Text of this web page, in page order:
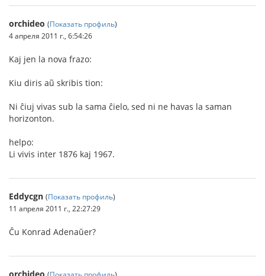
orchideo (Показать профиль)
4 апреля 2011 г., 6:54:26
Kaj jen la nova frazo:
Kiu diris aũ skribis tion:
Ni ĉiuj vivas sub la sama ĉielo, sed ni ne havas la saman
horizonton.
helpo:
Li vivis inter 1876 kaj 1967.
Eddycgn (Показать профиль)
11 апреля 2011 г., 22:27:29
Ĉu Konrad Adenaŭer?